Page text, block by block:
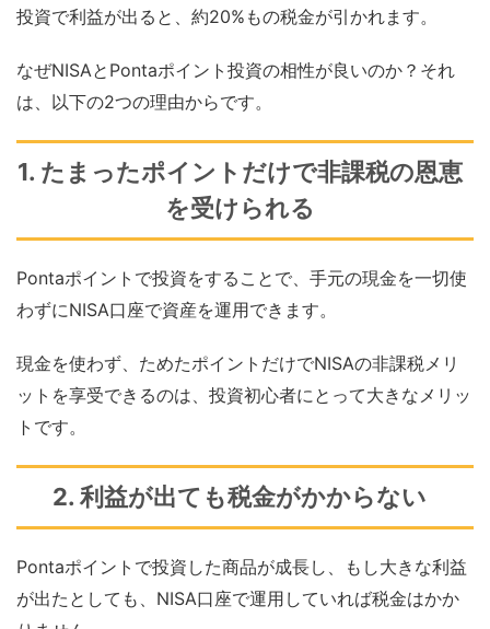
投資で利益が出ると、約20%もの税金が引かれます。
なぜNISAとPontaポイント投資の相性が良いのか？それ
は、以下の2つの理由からです。
1. たまったポイントだけで非課税の恩恵
を受けられる
Pontaポイントで投資をすることで、手元の現金を一切使
わずにNISA口座で資産を運用できます。
現金を使わず、ためたポイントだけでNISAの非課税メリ
ットを享受できるのは、投資初心者にとって大きなメリッ
トです。
2. 利益が出ても税金がかからない
Pontaポイントで投資した商品が成長し、もし大きな利益
が出たとしても、NISA口座で運用していれば税金はかか